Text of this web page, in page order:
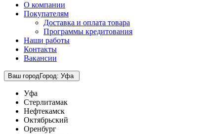
О компании
Покупателям
Доставка и оплата товара
Программы кредитования
Наши работы
Контакты
Вакансии
Ваш городГород: Уфа
Уфа
Стерлитамак
Нефтекамск
Октябрьский
Оренбург